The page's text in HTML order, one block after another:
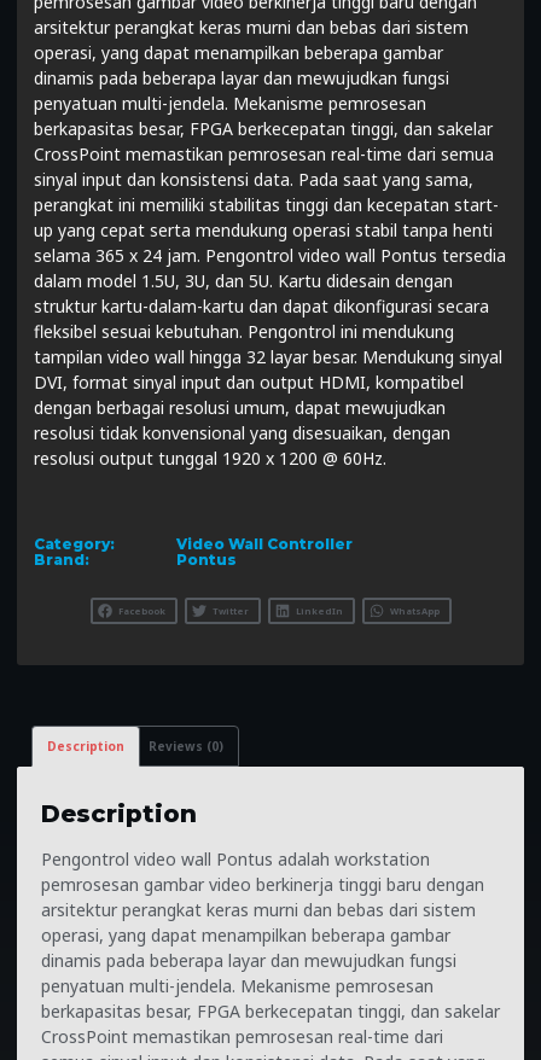
arsitektur perangkat keras murni dan bebas dari sistem
operasi, yang dapat menampilkan beberapa gambar
dinamis pada beberapa layar dan mewujudkan fungsi
penyatuan multi-jendela. Mekanisme pemrosesan
berkapasitas besar, FPGA berkecepatan tinggi, dan sakelar
CrossPoint memastikan pemrosesan real-time dari semua
sinyal input dan konsistensi data. Pada saat yang sama,
perangkat ini memiliki stabilitas tinggi dan kecepatan start-
up yang cepat serta mendukung operasi stabil tanpa henti
selama 365 x 24 jam. Pengontrol video wall Pontus tersedia
dalam model 1.5U, 3U, dan 5U. Kartu didesain dengan
struktur kartu-dalam-kartu dan dapat dikonfigurasi secara
fleksibel sesuai kebutuhan. Pengontrol ini mendukung
tampilan video wall hingga 32 layar besar. Mendukung sinyal
DVI, format sinyal input dan output HDMI, kompatibel
dengan berbagai resolusi umum, dapat mewujudkan
resolusi tidak konvensional yang disesuaikan, dengan
resolusi output tunggal 1920 x 1200 @ 60Hz.
Category:
Video Wall Controller
Brand:
Pontus
Facebook Twitter LinkedIn WhatsApp
Description Reviews (0)
Description
Pengontrol video wall Pontus adalah workstation
pemrosesan gambar video berkinerja tinggi baru dengan
arsitektur perangkat keras murni dan bebas dari sistem
operasi, yang dapat menampilkan beberapa gambar
dinamis pada beberapa layar dan mewujudkan fungsi
penyatuan multi-jendela. Mekanisme pemrosesan
berkapasitas besar, FPGA berkecepatan tinggi, dan sakelar
CrossPoint memastikan pemrosesan real-time dari